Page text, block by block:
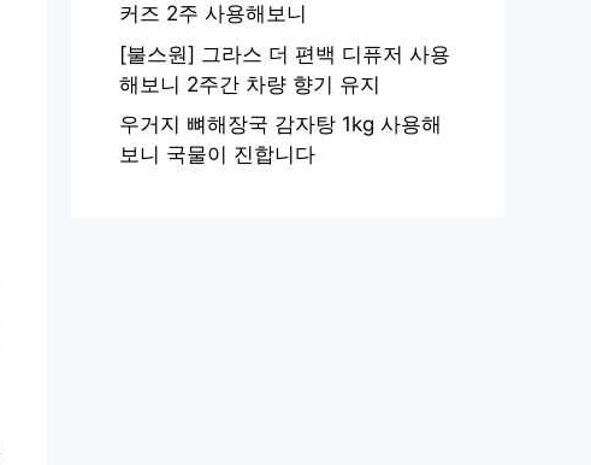
커즈 2주 사용해보니
[불스원] 그라스 더 편백 디퓨저 사용
해보니 2주간 차량 향기 유지
우거지 뼈해장국 감자탕 1kg 사용해
보니 국물이 진합니다